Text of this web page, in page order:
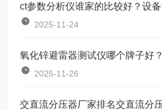
2025-11-24
氧化锌避雷器测试仪哪个牌子好
2025-11-26